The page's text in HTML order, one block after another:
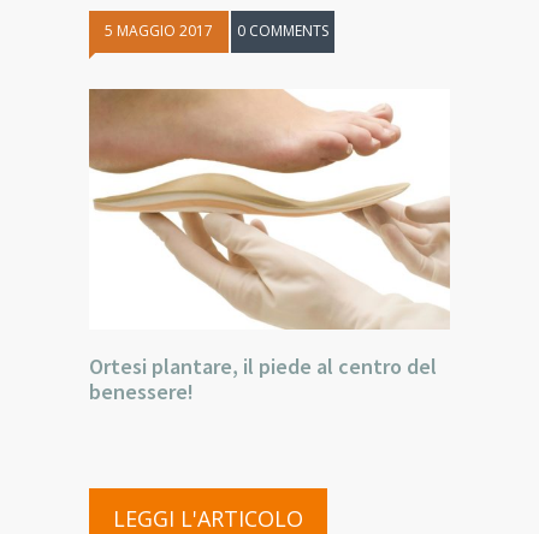
5 MAGGIO 2017 0 COMMENTS
Ortesi plantare, il piede al centro del
benessere!
LEGGI L'ARTICOLO